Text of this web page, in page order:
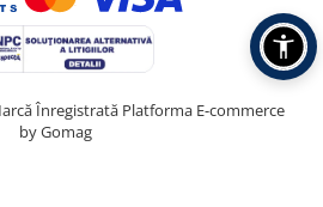
Înregistrată Platforma E-commerce
by Gomag